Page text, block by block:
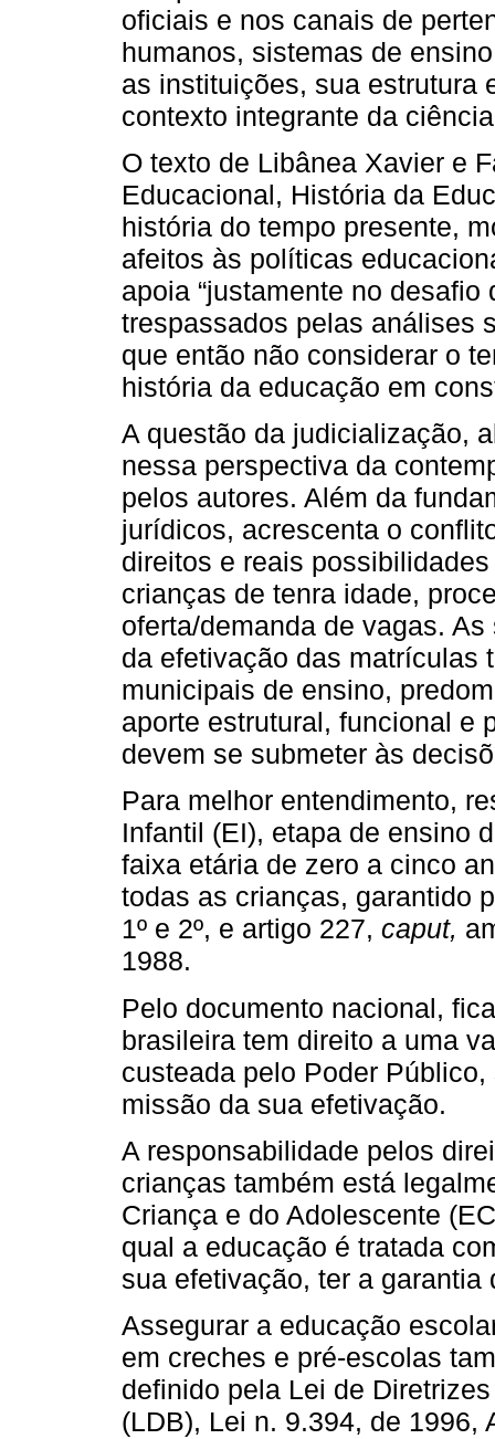
oficiais e nos canais de
humanos, sistemas de
as instituições, sua estrutura
contexto integrante da
O texto de Libânea Xavier e
Educacional, História da
história do tempo presente,
afeitos às políticas
apoia “justamente no
trespassados pelas análises
que então não considerar o
história da educação em
A questão da judicialização,
nessa perspectiva da
pelos autores. Além da
jurídicos, acrescenta o
direitos e reais
crianças de tenra idade,
oferta/demanda de vagas.
da efetivação das matrículas
municipais de ensino,
aporte estrutural, funcional e
devem se submeter às
Para melhor entendimento,
Infantil (EI), etapa de ensino
faixa etária de zero a cinco
todas as crianças, garantido
1º e 2º, e artigo 227, caput,
1988.
Pelo documento nacional,
brasileira tem direito a uma
custeada pelo Poder
missão da sua efetivação.
A responsabilidade pelos
crianças também está
Criança e do Adolescente
qual a educação é tratada
sua efetivação, ter a garantia
Assegurar a educação
em creches e pré-escolas
definido pela Lei de
(LDB), Lei n. 9.394, de 1996,